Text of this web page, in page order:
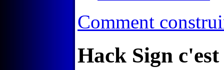
Comment
Hack Sign